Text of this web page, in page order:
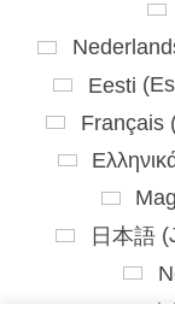
Eesti (
Français
日本語(